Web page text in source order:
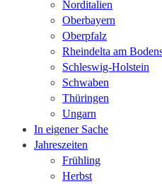
Norditalien
Oberbayern
Oberpfalz
Rheindelta am
Schleswig-Holstein
Schwaben
Thüringen
Ungarn
In eigener Sache
Jahreszeiten
Frühling
Herbst